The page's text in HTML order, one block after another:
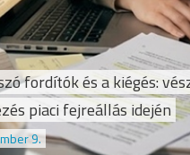
fordítók és a kiégés:
piaci fejreállás idején
9.